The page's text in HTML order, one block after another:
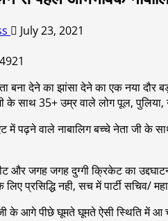
July 23, 2021
बना देने का झांसा देने का एक नया दौर
साथ 35+ उम्र वाले लोग पूल, पुलिया,
में पढ़ने वाले नाबालिग बच्चे नेता जी के
सीट और जगह जगह दुग्गी क्रिकेट का
प्रसिद्धि नही, सच में पार्टी
जी के आगे पीछे घूमते घूमते ऐसी स्थिति में